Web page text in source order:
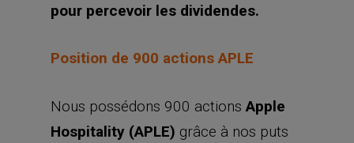
pour percevoir les dividendes.
Position de 900 actions APLE
Nous possédons 900 actions Apple
Hospitality (APLE) grâce à nos puts